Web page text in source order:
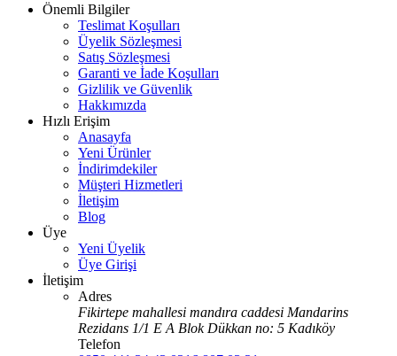
Önemli Bilgiler
Teslimat Koşulları
Üyelik Sözleşmesi
Satış Sözleşmesi
Garanti ve İade Koşulları
Gizlilik ve Güvenlik
Hakkımızda
Hızlı Erişim
Anasayfa
Yeni Ürünler
İndirimdekiler
Müşteri Hizmetleri
İletişim
Blog
Üye
Yeni Üyelik
Üye Girişi
İletişim
Adres
Fikirtepe mahallesi mandıra caddesi Mandarins
Rezidans 1/1 E A Blok Dükkan no: 5 Kadıköy
Telefon